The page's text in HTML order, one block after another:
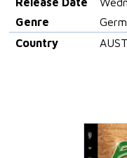
Genre
Country